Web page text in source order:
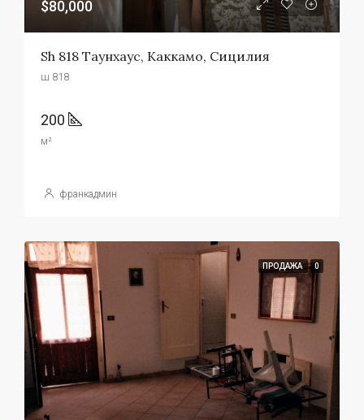
$80,000
Sh 818 Таунхаус, Каккамо, Сицилия
ш 818
200
м²
франкадмин
ПРОДАЖА 0